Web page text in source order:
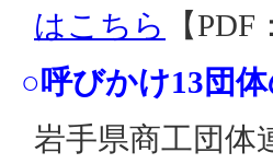
はこちら
【
○呼びかけ13団
岩手県商工団体